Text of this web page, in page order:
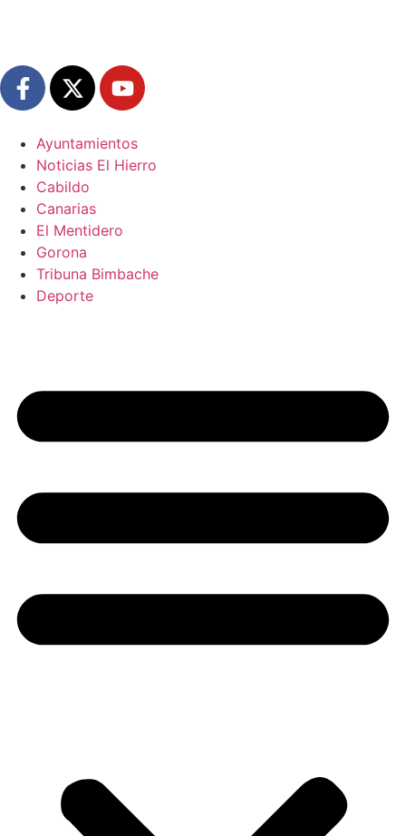
Ayuntamientos
Noticias El Hierro
Cabildo
Canarias
El Mentidero
Gorona
Tribuna Bimbache
Deporte